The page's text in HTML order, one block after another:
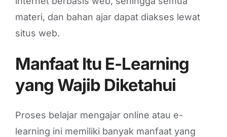
materi, dan bahan ajar dapat diakses lewat
situs web.
Manfaat Itu E-Learning
yang Wajib Diketahui
Proses belajar mengajar online atau e-
learning ini memiliki banyak manfaat yang